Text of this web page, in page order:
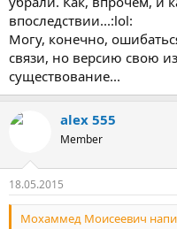
впоследствии...:lol:
Могу, конечно,
связи, но версию свою
существование...
alex 555
Member
18.05.2015
Мохаммед Моисеевич